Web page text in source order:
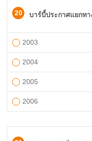
20 บาร์บี้ประกาศแยกท
2003
2004
2005
2006